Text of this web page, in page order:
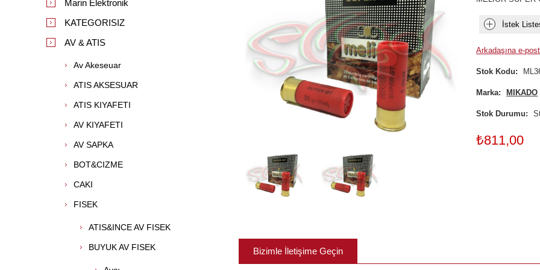
İstek
Arkadaşına e-
Stok Kodu:
Marka: MIKADO
Stok Durumu:
₺811,00
Bizimle İletişime Geçin
Marin Elektronik
KATEGORISIZ
AV & ATIS
Av Akeseuar
ATIS AKSESUAR
ATIS KIYAFETI
AV KIYAFETI
AV SAPKA
BOT&CIZME
CAKI
FISEK
ATIS&INCE AV FISEK
BUYUK AV FISEK